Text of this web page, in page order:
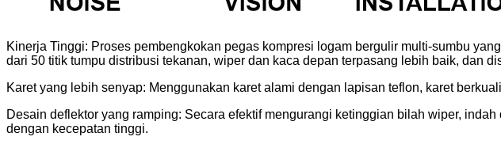
Kinerja Tinggi: Proses pembengkokan pegas kompresi logam bergulir multi-sumbu
dari 50 titik tumpu distribusi tekanan, wiper dan kaca depan terpasang lebih baik, dan
Karet yang lebih senyap: Menggunakan karet alami dengan lapisan teflon, karet
Desain deflektor yang ramping: Secara efektif mengurangi ketinggian bilah wiper,
dengan kecepatan tinggi.